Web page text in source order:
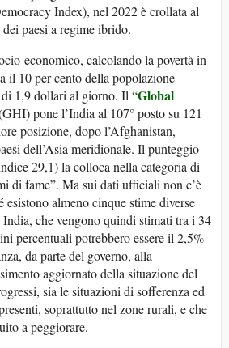
Index), nel 2022 è crollata al
paesi a regime ibrido.
economico, calcolando la povertà in
il 10 per cento della popolazione
1,9 dollari al giorno. Il “Global
pone l’India al 107° posto su 121
posizione, dopo l’Afghanistan,
dell’Asia meridionale. Il punteggio
29,1) la colloca nella categoria di
di fame”. Ma sui dati ufficiali non c’è
esistono almeno cinque stime diverse
che vengono quindi stimati tra i 34
percentuali potrebbero essere il 2,5%
da parte del governo, alla
aggiornato della situazione del
sia le situazioni di sofferenza ed
soprattutto nel zone rurali, e che
a peggiorare.